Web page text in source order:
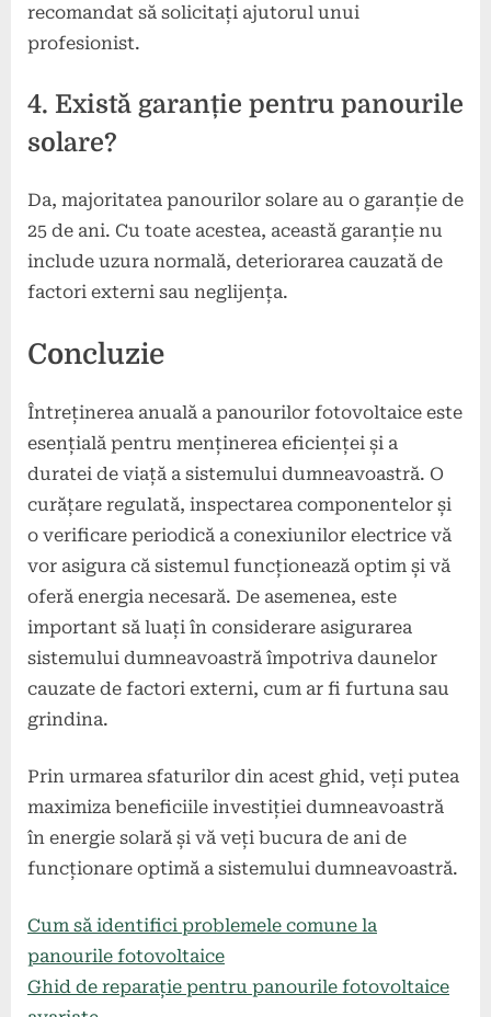
recomandat să solicitați ajutorul unui
profesionist.
4. Există garanție pentru panourile
solare?
Da, majoritatea panourilor solare au o garanție de
25 de ani. Cu toate acestea, această garanție nu
include uzura normală, deteriorarea cauzată de
factori externi sau neglijența.
Concluzie
Întreținerea anuală a panourilor fotovoltaice este
esențială pentru menținerea eficienței și a
duratei de viață a sistemului dumneavoastră. O
curățare regulată, inspectarea componentelor și
o verificare periodică a conexiunilor electrice vă
vor asigura că sistemul funcționează optim și vă
oferă energia necesară. De asemenea, este
important să luați în considerare asigurarea
sistemului dumneavoastră împotriva daunelor
cauzate de factori externi, cum ar fi furtuna sau
grindina.
Prin urmarea sfaturilor din acest ghid, veți putea
maximiza beneficiile investiției dumneavoastră
în energie solară și vă veți bucura de ani de
funcționare optimă a sistemului dumneavoastră.
Cum să identifici problemele comune la
panourile fotovoltaice
Ghid de reparație pentru panourile fotovoltaice